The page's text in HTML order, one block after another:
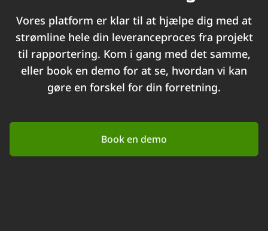
Vores platform er klar til at hjælpe dig med at
strømline hele din leveranceproces fra projekt
til rapportering. Kom i gang med det samme,
eller book en demo for at se, hvordan vi kan
gøre en forskel for din forretning.
Book en demo